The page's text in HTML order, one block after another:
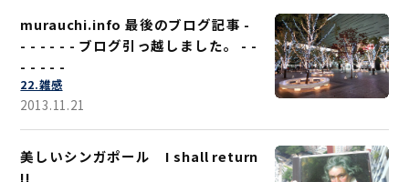
murauchi.info 最後のブログ記事 -
- - - - - - ブログ引っ越しました。 - -
- - - - -
22.雑感
2013.11.21
美しいシンガポール I shall return
!!